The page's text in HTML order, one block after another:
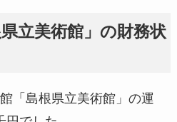
立美術館」の財務状
「島根県立美術館」の運